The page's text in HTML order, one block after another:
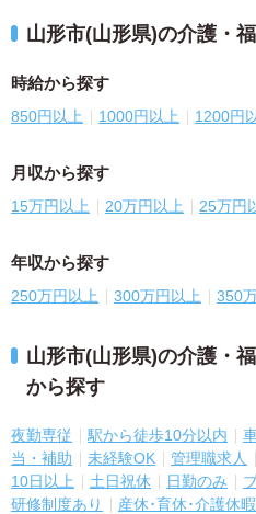
山形市(山形県)の介護・
時給から探す
850円以上 1000円以上 1200円
月収から探す
15万円以上 20万円以上 25万円
年収から探す
250万円以上 300万円以上 350
山形市(山形県)の介護・
から探す
夜勤専従 駅から徒歩10分以内
当・補助
未経験OK 管理職求人
10日以上
土日祝休 日勤のみ
研修制度あり
産休･育休･介護休